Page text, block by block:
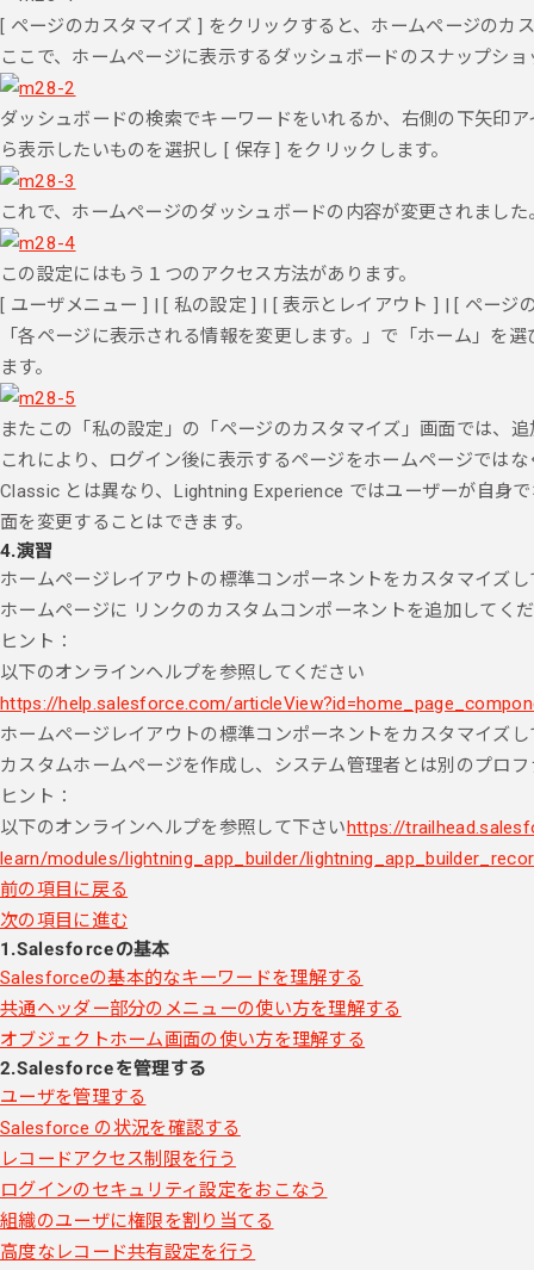
[ ページのカスタマイズ ] をクリックすると、ホームページのカ
ここで、ホームページに表示するダッシュボードのスナップシ
ダッシュボードの検索でキーワードをいれるか、右側の下矢印
ら表示したいものを選択し [ 保存 ] をクリックします。
これで、ホームページのダッシュボードの内容が変更されました
この設定にはもう１つのアクセス方法があります。
[ ユーザメニュー ] | [ 私の設定 ] | [ 表示とレイアウト ] | [ ページ
「各ページに表示される情報を変更します。」で「ホーム」を
ます。
またこの「私の設定」の「ページのカスタマイズ」画面では、
これにより、ログイン後に表示するページをホームページでは
Classic とは異なり、Lightning Experience ではユーザーが自身
面を変更することはできます。
4.演習
ホームページレイアウトの標準コンポーネントをカスタマイズ
ホームページに リンクのカスタムコンポーネントを追加してく
ヒント：
以下のオンラインヘルプを参照してください
https://help.salesforce.com/
ホームページレイアウトの標準コンポーネントをカスタマイズ
カスタムホームページを作成し、システム管理者とは別のプロ
ヒント：
以下のオンラインヘルプを参照して下さいhttps://
learn/modules/lightning_app_builder/
前の項目に戻る
次の項目に進む
1.Salesforceの基本
Salesforceの基本的なキーワードを理解する
共通ヘッダー部分のメニューの使い方を理解する
オブジェクトホーム画面の使い方を理解する
2.Salesforceを管理する
ユーザを管理する
Salesforce の状況を確認する
レコードアクセス制限を行う
ログインのセキュリティ設定をおこなう
組織のユーザに権限を割り当てる
高度なレコード共有設定を行う